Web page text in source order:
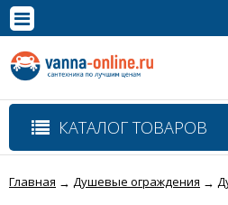
Полная версия сайта
КАТАЛОГ ТОВАРОВ
Главная → Душевые ограждения →